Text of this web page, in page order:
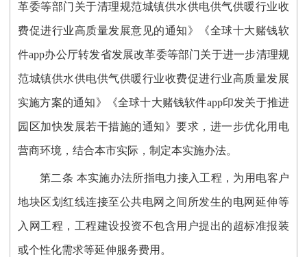
革委等部门关于清理规范城镇供水供电供气供暖行业收
费促进行业高质量发展意见的通知》《全球十大赌钱软
件app办公厅转发省发展改革委等部门关于进一步清理规
范城镇供水供电供气供暖行业收费促进行业高质量发展
实施方案的通知》《全球十大赌钱软件app印发关于推进
园区加快发展若干措施的通知》要求，进一步优化用电
营商环境，结合本市实际，制定本实施办法。
第二条 本实施办法所指电力接入工程，为用电客户
地块区划红线连接至公共电网之间所发生的电网延伸等
入网工程，工程建设投资不包含用户提出的超标准报装
或个性化需求等延伸服务费用。